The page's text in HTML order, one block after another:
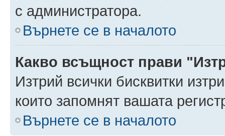
с администратора.
Върнете се в началото
Какво всъщност прави
Изтрий всички бисквитки
които запомнят вашата
Върнете се в началото